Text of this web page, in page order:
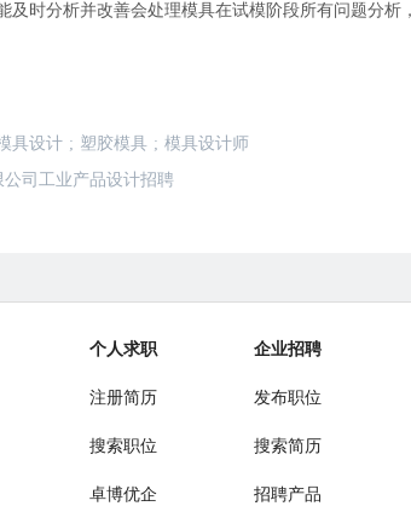
时分析并改善会处理模具在试模阶段所有问题分析
具设计 ; 塑胶模具 ; 模具设计师
司工业产品设计招聘
个人求职
注册简历
搜索职位
卓博优企
企业招聘
发布职位
搜索简历
招聘产品